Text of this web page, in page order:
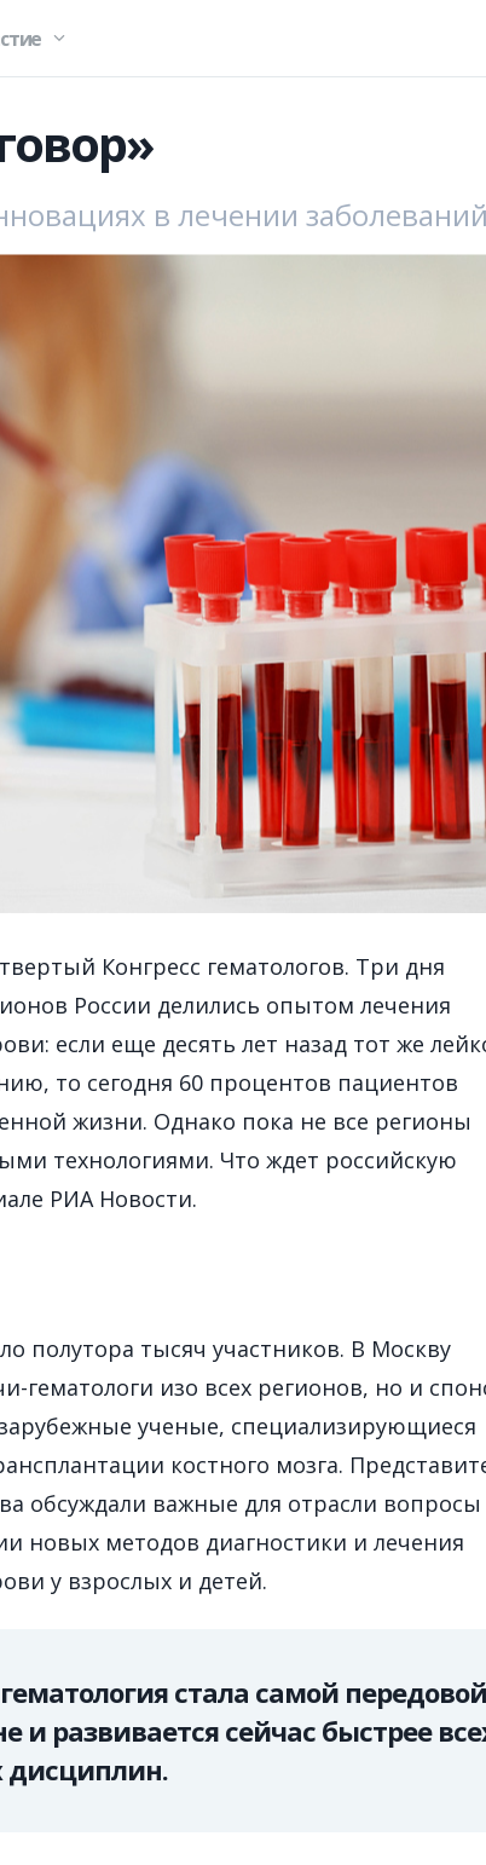
в лечении
Конгресс гематологов. Три дня
России делились опытом лечения
если еще десять лет назад тот же
то сегодня 60 процентов пациентов
жизни. Однако пока не все регионы
технологиями. Что ждет российскую
РИА Новости.
полутора тысяч участников. В Москву
гематологи изо всех регионов, но и
ученые, специализирующиеся
костного мозга.
обсуждали важные для отрасли
новых методов диагностики и лечения
у взрослых и детей.
стала самой передовой
и развивается сейчас быстрее
дисциплин.